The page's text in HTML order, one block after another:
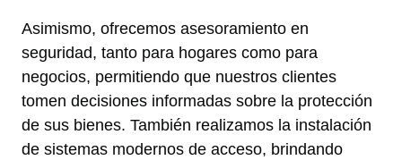
Asimismo, ofrecemos asesoramiento en
seguridad, tanto para hogares como para
negocios, permitiendo que nuestros clientes
tomen decisiones informadas sobre la protección
de sus bienes. También realizamos la instalación
de sistemas modernos de acceso, brindando